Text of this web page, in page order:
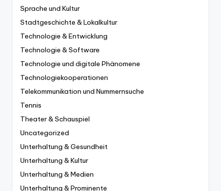
Sprache und Kultur
Stadtgeschichte & Lokalkultur
Technologie & Entwicklung
Technologie & Software
Technologie und digitale Phänomene
Technologiekooperationen
Telekommunikation und Nummernsuche
Tennis
Theater & Schauspiel
Uncategorized
Unterhaltung & Gesundheit
Unterhaltung & Kultur
Unterhaltung & Medien
Unterhaltung & Prominente